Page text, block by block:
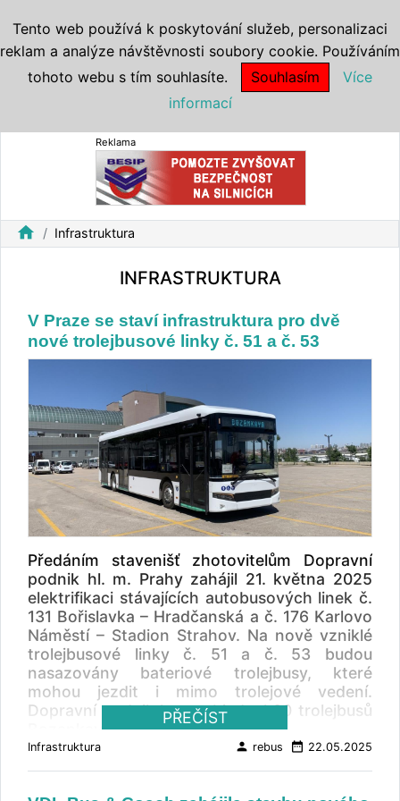
Reklama
home Infrastruktura
INFRASTRUKTURA
V Praze se staví infrastruktura pro dvě
nové trolejbusové linky č. 51 a č. 53
Předáním stavenišť zhotovitelům Dopravní
podnik hl. m. Prahy zahájil 21. května 2025
elektrifikaci stávajících autobusových linek č.
131 Bořislavka – Hradčanská a č. 176 Karlovo
Náměstí – Stadion Strahov. Na nově vzniklé
trolejbusové linky č. 51 a č. 53 budou
nasazovány bateriové trolejbusy, které
mohou jezdit i mimo trolejové vedení.
Dopravní podnik letos objednal 30 trolejbusů
Bozankaya SNG 12T.
První investiční akci zrealizuje sdružení firem
Elektroline a Elektrizace železnic Praha,
PŘEČÍST
Infrastruktura person rebus date_range 22.05.2025
Tento web používá k poskytování služeb, personalizaci
reklam a analýze návštěvnosti soubory cookie. Používáním
tohoto webu s tím souhlasíte.
Souhlasím
Více
informací